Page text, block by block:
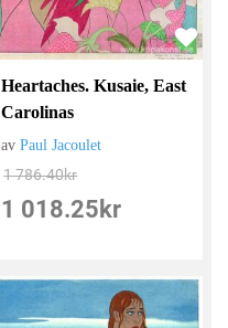
Heartaches. Kusaie, East
Carolinas
avPaul Jacoulet
1 786.40kr
1 018.25 kr